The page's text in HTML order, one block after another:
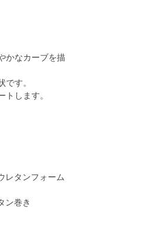
かなカーブを描
す。
します。
レタンフォーム
ン巻き